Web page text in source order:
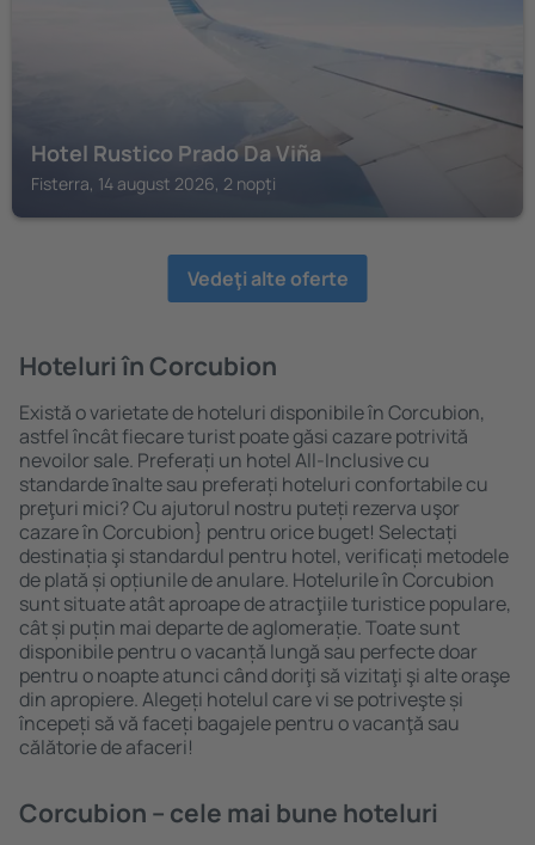
Hotel Rustico Prado Da Viña
Fisterra, 14 august 2026, 2 nopți
Vedeţi alte oferte
Hoteluri în Corcubion
Există o varietate de hoteluri disponibile în Corcubion,
astfel încât fiecare turist poate găsi cazare potrivită
nevoilor sale. Preferați un hotel All-Inclusive cu
standarde ȋnalte sau preferați hoteluri confortabile cu
preţuri mici? Cu ajutorul nostru puteți rezerva uşor
cazare în Corcubion} pentru orice buget! Selectați
destinația şi standardul pentru hotel, verificați metodele
de plată și opțiunile de anulare. Hotelurile în Corcubion
sunt situate atât aproape de atracţiile turistice populare,
cât și puțin mai departe de aglomerație. Toate sunt
disponibile pentru o vacanță lungă sau perfecte doar
pentru o noapte atunci când doriţi să vizitaţi şi alte oraşe
din apropiere. Alegeți hotelul care vi se potriveşte și
începeți să vă faceți bagajele pentru o vacanţă sau
călătorie de afaceri!
Corcubion – cele mai bune hoteluri